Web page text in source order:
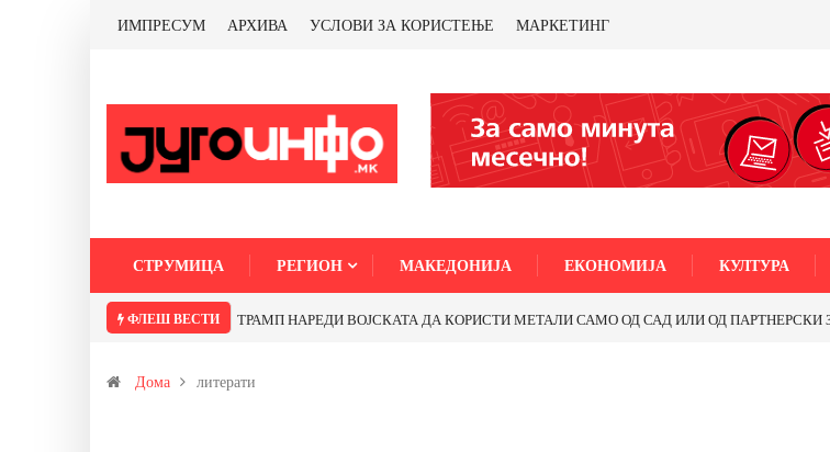
ИМПРЕСУМ АРХИВА УСЛОВИ ЗА КОРИСТЕЊЕ МАРКЕТИНГ
СТРУМИЦА РЕГИОН МАКЕДОНИЈА ЕКОНОМИЈА КУЛТУРА
ФЛЕШ ВЕСТИ ТРАМП НАРЕДИ ВОЈСКАТА ДА КОРИСТИ МЕТАЛИ САМО ОД САД ИЛИ ОД ПАРТНЕРСКИ
Дома литерати